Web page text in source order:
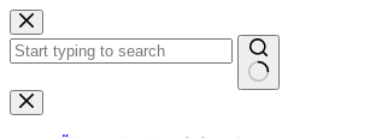
Zum
Inhalt
springen
Keine
Ergebnisse